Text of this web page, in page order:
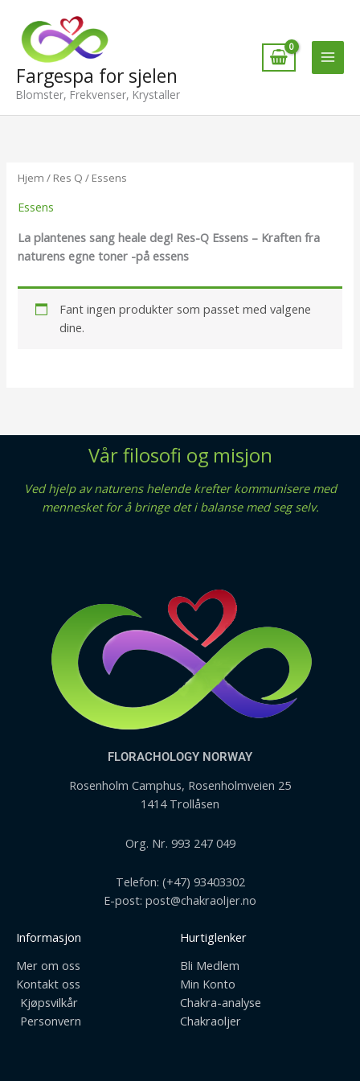
innholdet
Fargespa for sjelen
Blomster, Frekvenser, Krystaller
Hjem / Res Q / Essens
Essens
La plantenes sang heale deg! Res-Q Essens – Kraften fra
naturens egne toner -på essens
Fant ingen produkter som passet med valgene
dine.
Vår filosofi og misjon
Ved hjelp av naturens helende krefter kommunisere med
mennesket for å bringe det i balanse med seg selv.
FLORACHOLOGY NORWAY
Rosenholm Camphus, Rosenholmveien 25
1414 Trollåsen
Org. Nr. 993 247 049
Telefon: (+47) 93403302
E-post: post@chakraoljer.no
Informasjon
Mer om oss
Kontakt oss
Kjøpsvilkår
Personvern
Hurtiglenker
Bli Medlem
Min Konto
Chakra-analyse
Chakraoljer